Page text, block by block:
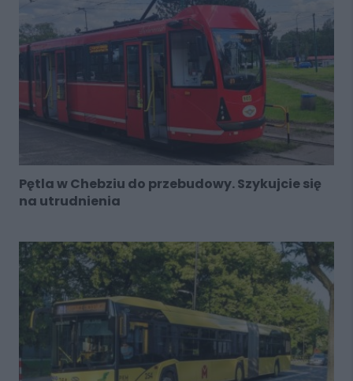
Pętla w Chebziu do przebudowy. Szykujcie się
na utrudnienia